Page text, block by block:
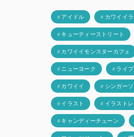
# アイドル # カワイイラ
# キューティーストリート
# カワイイモンスターカフェ
# ニューヨーク # ライブ
# カワイイ # シンガー
# イラスト # イラスト
# キャンディーチューン